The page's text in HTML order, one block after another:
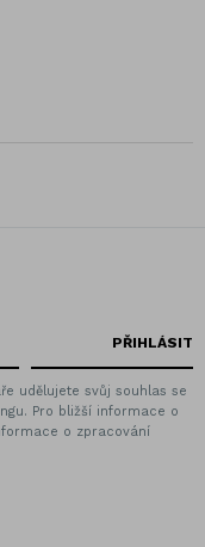
udělujete svůj souhlas se
Pro bližší informace o
o zpracování